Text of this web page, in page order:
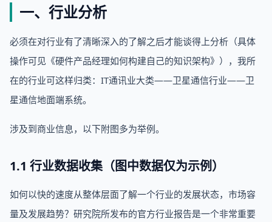
一、行业分析
必须在对行业有了清晰深入的了解之后才能谈得上分析（具体
操作可见《硬件产品经理如何构建自己的知识架构》），我所
在的行业可这样归类：IT通讯业大类——卫星通信行业——卫
星通信地面端系统。
涉及到商业信息，以下附图多为举例。
1.1 行业数据收集（图中数据仅为示例）
如何以快的速度从整体层面了解一个行业的发展状态，市场容
量及发展趋势？研究院所发布的官方行业报告是一个非常重要